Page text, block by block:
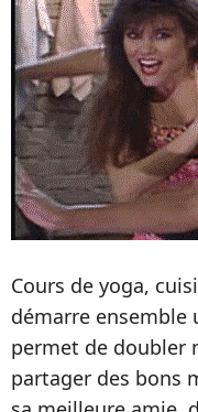
Cours de yoga,
démarre ensemble
permet de doubler
partager des bons